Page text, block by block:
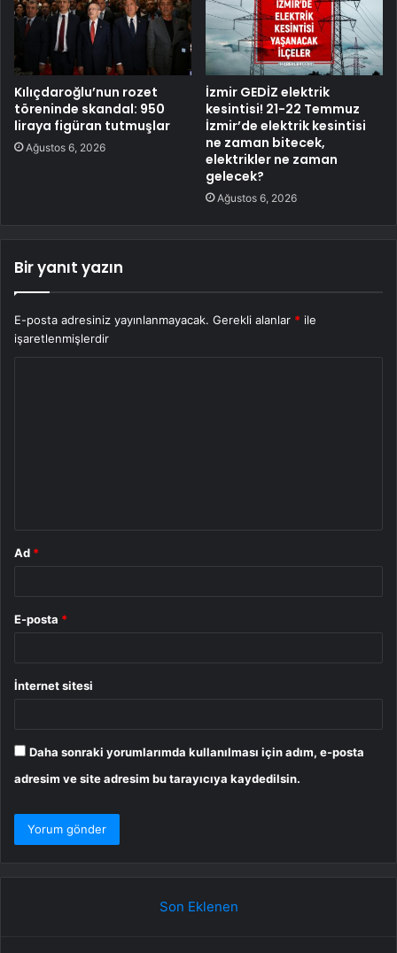
Kılıçdaroğlu’nun rozet
töreninde skandal: 950
liraya figüran tutmuşlar
Ağustos 6, 2026
İzmir GEDİZ elektrik
kesintisi! 21-22 Temmuz
İzmir’de elektrik kesintisi
ne zaman bitecek,
elektrikler ne zaman
gelecek?
Ağustos 6, 2026
Bir yanıt yazın
E-posta adresiniz yayınlanmayacak. Gerekli alanlar * ile
işaretlenmişlerdir
Ad *
E-posta *
İnternet sitesi
Daha sonraki yorumlarımda kullanılması için adım, e-posta
adresim ve site adresim bu tarayıcıya kaydedilsin.
Son Eklenen